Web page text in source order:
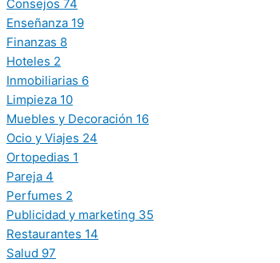
Consejos 74
Enseñanza 19
Finanzas 8
Hoteles 2
Inmobiliarias 6
Limpieza 10
Muebles y Decoración 16
Ocio y Viajes 24
Ortopedias 1
Pareja 4
Perfumes 2
Publicidad y marketing 35
Restaurantes 14
Salud 97